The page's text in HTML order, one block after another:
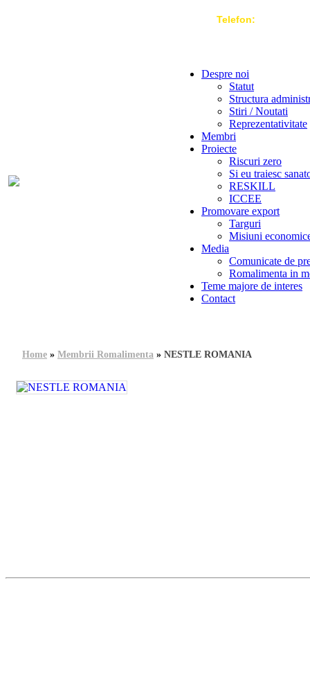
Telefon:
Despre noi
Statut
Structura
Stiri / Noutati
Reprezentativitate
Membri
Proiecte
Riscuri zero
Si eu traiesc
RESKILL
ICCEE
Promovare export
Targuri
Misiuni
Media
Comunicate de
Romalimenta in
Teme majore de interes
Contact
Home » Membrii Romalimenta » NESTLE ROMANIA